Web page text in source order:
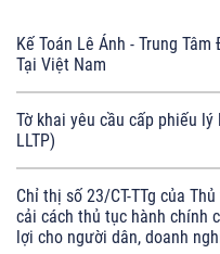
Kế Toán Lê Ánh - Trung
Tại Việt Nam
Tờ khai yêu cầu cấp phiếu
LLTP)
Chỉ thị số 23/CT-TTg của
cải cách thủ tục hành chính
lợi cho người dân, doanh